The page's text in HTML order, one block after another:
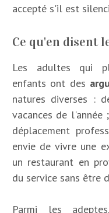
accepté s'il est
Ce qu'en disent
Les adultes qui
enfants ont des
natures diverses :
vacances de l'année
déplacement
envie de vivre une
un restaurant en
du service sans être
Parmi les